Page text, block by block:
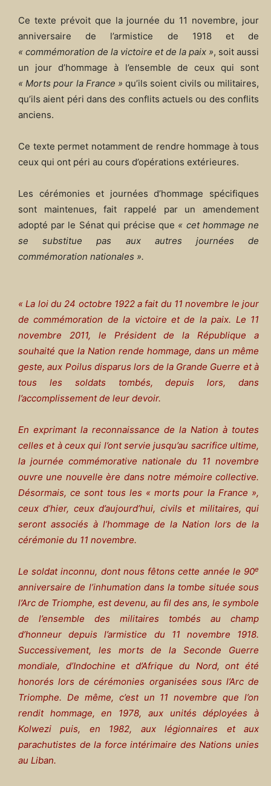
Ce texte prévoit que la journée du 11 novembre, jour
anniversaire de l’armistice de 1918 et de
« commémoration de la victoire et de la paix », soit aussi
un jour d’hommage à l’ensemble de ceux qui sont
« Morts pour la France » qu’ils soient civils ou militaires,
qu’ils aient péri dans des conflits actuels ou des conflits
anciens.
Ce texte permet notamment de rendre hommage à tous
ceux qui ont péri au cours d’opérations extérieures.
Les cérémonies et journées d’hommage spécifiques
sont maintenues, fait rappelé par un amendement
adopté par le Sénat qui précise que « cet hommage ne
se substitue pas aux autres journées de
commémoration nationales ».
« La loi du 24 octobre 1922 a fait du 11 novembre le jour
de commémoration de la victoire et de la paix. Le 11
novembre 2011, le Président de la République a
souhaité que la Nation rende hommage, dans un même
geste, aux Poilus disparus lors de la Grande Guerre et à
tous les soldats tombés, depuis lors, dans
l’accomplissement de leur devoir.
En exprimant la reconnaissance de la Nation à toutes
celles et à ceux qui l’ont servie jusqu’au sacrifice ultime,
la journée commémorative nationale du 11 novembre
ouvre une nouvelle ère dans notre mémoire collective.
Désormais, ce sont tous les « morts pour la France »,
ceux d’hier, ceux d’aujourd’hui, civils et militaires, qui
seront associés à l’hommage de la Nation lors de la
cérémonie du 11 novembre.
Le soldat inconnu, dont nous fêtons cette année le 90e
anniversaire de l’inhumation dans la tombe située sous
l’Arc de Triomphe, est devenu, au fil des ans, le symbole
de l’ensemble des militaires tombés au champ
d’honneur depuis l’armistice du 11 novembre 1918.
Successivement, les morts de la Seconde Guerre
mondiale, d’Indochine et d’Afrique du Nord, ont été
honorés lors de cérémonies organisées sous l’Arc de
Triomphe. De même, c’est un 11 novembre que l’on
rendit hommage, en 1978, aux unités déployées à
Kolwezi puis, en 1982, aux légionnaires et aux
parachutistes de la force intérimaire des Nations unies
au Liban.